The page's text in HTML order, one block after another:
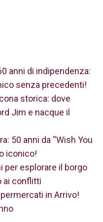
anni di indipendenza:
senza precedenti!
storica: dove
Jim e nacque il
50 anni da “Wish You
iconico!
per esplorare il borgo
ai conflitti
in Arrivo!